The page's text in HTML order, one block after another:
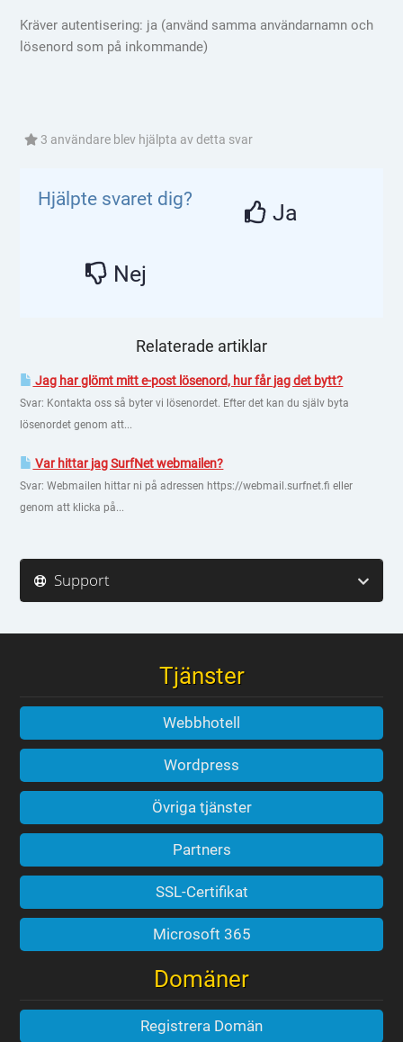
Kräver autentisering: ja (använd samma användarnamn och
lösenord som på inkommande)
3 användare blev hjälpta av detta svar
Hjälpte svaret dig?
Ja
Nej
Relaterade artiklar
Jag har glömt mitt e-post lösenord, hur får jag det bytt?
Svar: Kontakta oss så byter vi lösenordet. Efter det kan du själv byta
lösenordet genom att...
Var hittar jag SurfNet webmailen?
Svar: Webmailen hittar ni på adressen https://webmail.surfnet.fi eller
genom att klicka på...
Support
Tjänster
Webbhotell
Wordpress
Övriga tjänster
Partners
SSL-Certifikat
Microsoft 365
Domäner
Registrera Domän